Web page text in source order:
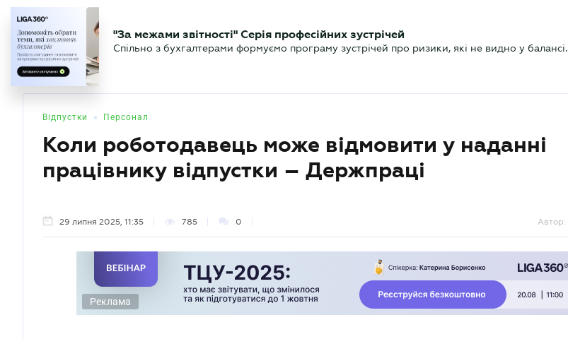
БУХГАЛТЕР Новини Аналітика Календар Актуально
"За межами звітності" Серія професійних зустрічей
Спільно з бухгалтерами формуємо програму зустрічей про ризики, які не видно у балансі.
Відпустки • Персонал
Коли роботодавець може відмовити у наданні
працівнику відпустки – Держпраці
29 липня 2025, 11:35 785 0 Автор:
Реклама